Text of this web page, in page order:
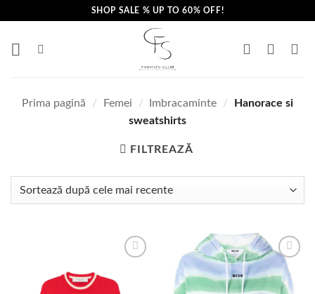
content
SHOP SALE % UP TO 60% OFF!
Prima pagină / Femei / Imbracaminte /
Hanorace si
sweatshirts
FILTREAZĂ